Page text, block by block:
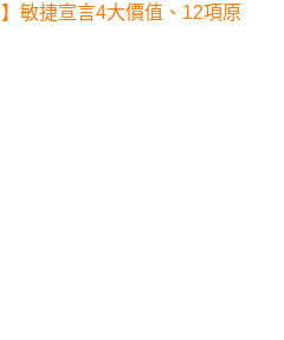
】敏捷宣言4大價值、12項原